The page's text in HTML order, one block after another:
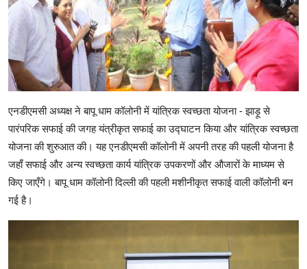
एनडीएमसी अध्यक्ष ने बापू धाम कॉलोनी में यांत्रिक स्वच्छता योजना - झाड़ू से
पारंपरिक सफाई की जगह यंत्रीकृत सफाई का उद्घाटन किया और यांत्रिक स्वच्छता
योजना की शुरुआत की। यह एनडीएमसी कॉलोनी में अपनी तरह की पहली योजना है
जहाँ सफाई और अन्य स्वच्छता कार्य यांत्रिक उपकरणों और औजारों के माध्यम से
किए जाएँगे। बापू धाम कॉलोनी दिल्ली की पहली मशीनीकृत सफाई वाली कॉलोनी बन
गई है।